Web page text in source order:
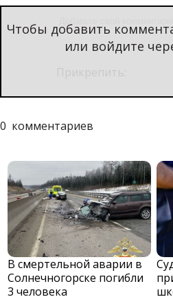
Чтобы добавить
или войдите
0 комментариев
В смертельной аварии в
Солнечногорске погибли
3 человека